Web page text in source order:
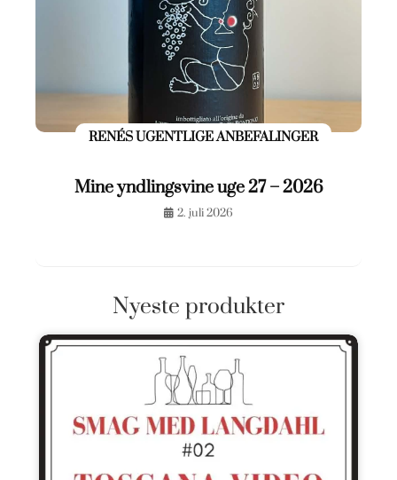
RENÉS UGENTLIGE ANBEFALINGER
Mine yndlingsvine uge 27 – 2026
2. juli 2026
Nyeste produkter